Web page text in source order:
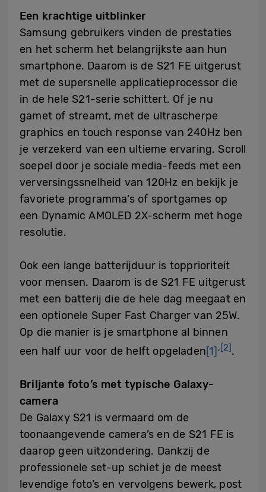
Een krachtige uitblinker
Samsung gebruikers vinden de prestaties
en het scherm het belangrijkste aan hun
smartphone. Daarom is de S21 FE uitgerust
met de supersnelle applicatieprocessor die
in de hele S21-serie schittert. Of je nu
gamet of streamt, met de ultrascherpe
graphics en touch response van 240Hz ben
je verzekerd van een ultieme ervaring. Scroll
soepel door je sociale media-feeds met een
verversingssnelheid van 120Hz en bekijk je
favoriete programma’s of sportgames op
een Dynamic AMOLED 2X-scherm met hoge
resolutie.
Ook een lange batterijduur is topprioriteit
voor mensen. Daarom is de S21 FE uitgerust
met een batterij die de hele dag meegaat en
een optionele Super Fast Charger van 25W.
Op die manier is je smartphone al binnen
een half uur voor de helft opgeladen[1] ,[2].
Briljante foto’s met typische Galaxy-
camera
De Galaxy S21 is vermaard om de
toonaangevende camera’s en de S21 FE is
daarop geen uitzondering. Dankzij de
professionele set-up schiet je de meest
levendige foto’s en vervolgens bewerk, post